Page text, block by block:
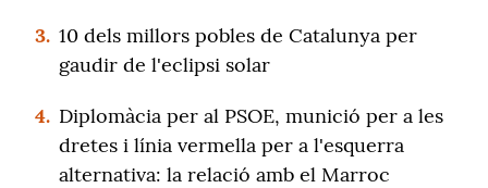
3. 10 dels millors pobles de Catalunya per
gaudir de l'eclipsi solar
4. Diplomàcia per al PSOE, munició per a les
dretes i línia vermella per a l'esquerra
alternativa: la relació amb el Marroc